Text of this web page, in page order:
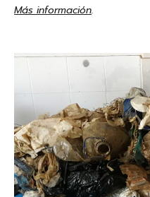
Más información.